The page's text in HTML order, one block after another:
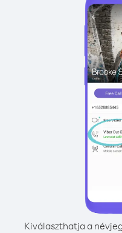
Kiválaszthatja a